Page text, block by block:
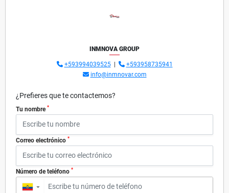
INMNOVA GROUP
+593994039525|
+593958735941
info@inmnovar.com
¿Prefieres que te contactemos?
Tu nombre *
Correo electrónico *
Número de teléfono *
▼